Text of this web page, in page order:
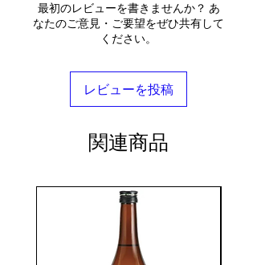
最初のレビューを書きませんか？ あ
なたのご意見・ご要望をぜひ共有して
ください。
レビューを投稿
関連商品